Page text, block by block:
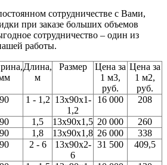
сотрудничестве с Вами,
при заказе больших объемов
сотрудничество – один из
работы.
Длина,
м
Размер
Цена за
1 м3,
руб.
Цена за
1 м2,
руб.
90 1 - 1,2 13x90x1-
1,2
16 000 208
90 1,5 13x90x1,5 20 000
260
90 1,8 13x90x1,8 26 000
338
90 2 - 6
13x90x2-
6
31 500 409,5